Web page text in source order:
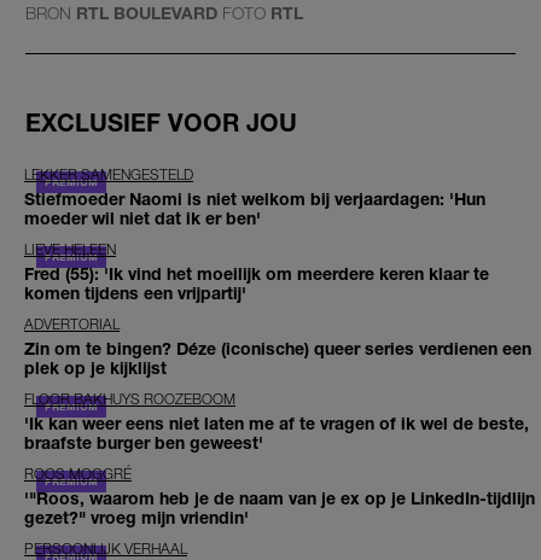
BRON RTL BOULEVARD FOTO RTL
EXCLUSIEF VOOR JOU
LEKKER SAMENGESTELD
Stiefmoeder Naomi is niet welkom bij verjaardagen: 'Hun
moeder wil niet dat ik er ben'
LIEVE HELEEN
Fred (55): 'Ik vind het moeilijk om meerdere keren klaar te
komen tijdens een vrijpartij'
ADVERTORIAL
Zin om te bingen? Déze (iconische) queer series verdienen een
plek op je kijklijst
FLOOR BAKHUYS ROOZEBOOM
'Ik kan weer eens niet laten me af te vragen of ik wel de beste,
braafste burger ben geweest'
ROOS MOGGRÉ
'"Roos, waarom heb je de naam van je ex op je LinkedIn-tijdlijn
gezet?" vroeg mijn vriendin'
PERSOONLIJK VERHAAL